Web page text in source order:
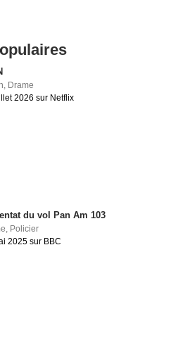
, Drame
2026 sur Netflix
du vol Pan Am 103
Policier
2025 sur BBC